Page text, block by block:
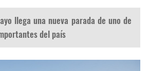
llega una nueva parada de uno de
del país